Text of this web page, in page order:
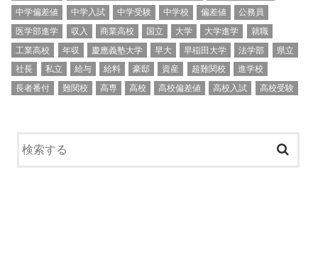
中学偏差値
中学入試 中学受験 中学校 偏差値
公務員
医学部進学
収入 商業高校 国立 大学 大学進学
就職
工業高校
年収 慶應義塾大学 早大 早稲田大学 法学部
県立
社長
私立 給与 給料 豪邸 資産 超難関校
進学校
長者番付
難関校 高専 高校 高校偏差値 高校入試 高校受験